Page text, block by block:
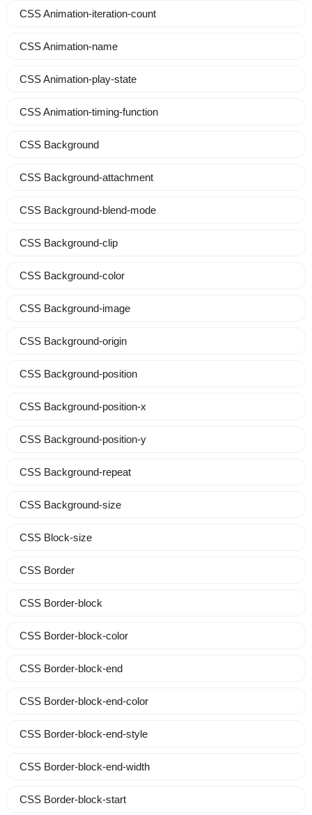
CSS Animation-iteration-count
CSS Animation-name
CSS Animation-play-state
CSS Animation-timing-function
CSS Background
CSS Background-attachment
CSS Background-blend-mode
CSS Background-clip
CSS Background-color
CSS Background-image
CSS Background-origin
CSS Background-position
CSS Background-position-x
CSS Background-position-y
CSS Background-repeat
CSS Background-size
CSS Block-size
CSS Border
CSS Border-block
CSS Border-block-color
CSS Border-block-end
CSS Border-block-end-color
CSS Border-block-end-style
CSS Border-block-end-width
CSS Border-block-start